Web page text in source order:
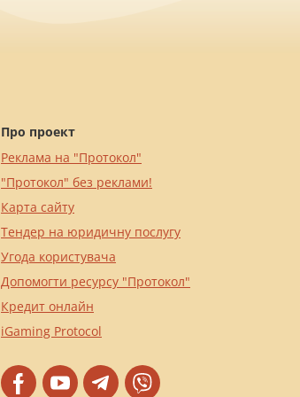
Про проект
Реклама на "Протокол"
"Протокол" без реклами!
Карта сайту
Тендер на юридичну послугу
Угода користувача
Допомогти ресурсу "Протокол"
Кредит онлайн
iGaming Protocol